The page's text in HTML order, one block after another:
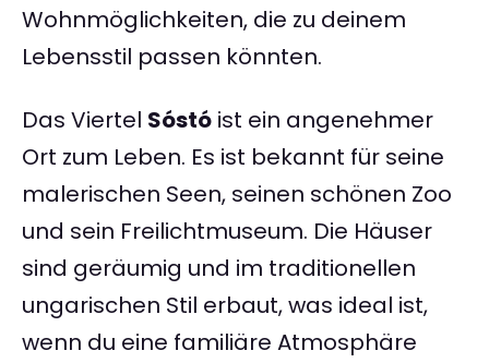
Wohnmöglichkeiten, die zu deinem
Lebensstil passen könnten.
Das Viertel Sóstó ist ein angenehmer
Ort zum Leben. Es ist bekannt für seine
malerischen Seen, seinen schönen Zoo
und sein Freilichtmuseum. Die Häuser
sind geräumig und im traditionellen
ungarischen Stil erbaut, was ideal ist,
wenn du eine familiäre Atmosphäre